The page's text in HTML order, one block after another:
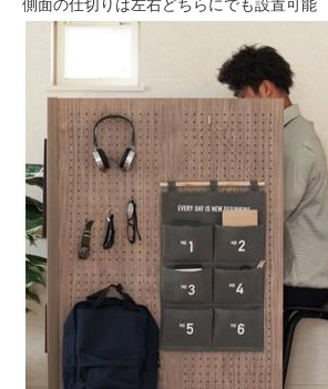
側面の仕切りは左右どちらにでも設置可能